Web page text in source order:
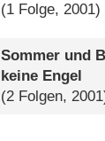
(1 Folge, 2001)
Sommer und
keine Engel
(2 Folgen,